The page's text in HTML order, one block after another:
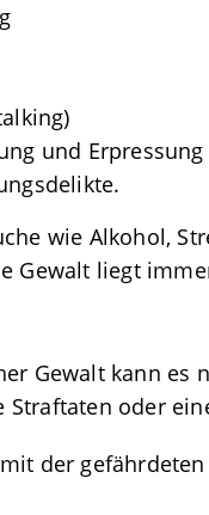
und Erpressung
wie Alkohol,
Gewalt liegt
Gewalt kann
oder
der